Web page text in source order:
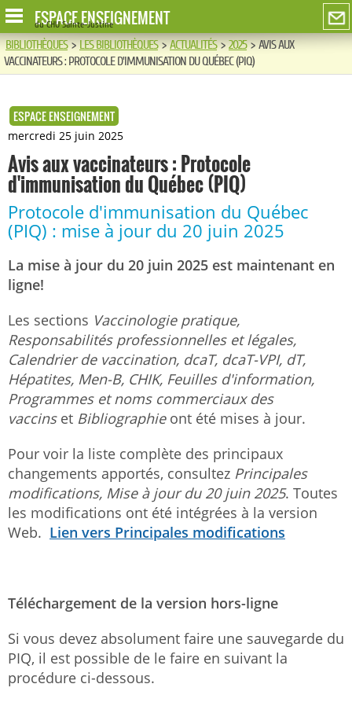
ESPACE ENSEIGNEMENT
du CHU Sainte-Justine
BIBLIOTHÈQUES>LES BIBLIOTHÈQUES>ACTUALITÉS>2025>AVIS AUX
VACCINATEURS : PROTOCOLE D'IMMUNISATION DU QUÉBEC (PIQ)
ESPACE ENSEIGNEMENT
mercredi 25 juin 2025
Avis aux vaccinateurs : Protocole
d'immunisation du Québec (PIQ)
Protocole d'immunisation du Québec
(PIQ) : mise à jour du 20 juin 2025
La mise à jour du 20 juin 2025 est maintenant en
ligne!
Les sections Vaccinologie pratique,
Responsabilités professionnelles et légales,
Calendrier de vaccination, dcaT, dcaT-VPI, dT,
Hépatites, Men-B, CHIK, Feuilles d'information,
Programmes et noms commerciaux des
vaccins et Bibliographie ont été mises à jour.
Pour voir la liste complète des principaux
changements apportés, consultez Principales
modifications, Mise à jour du 20 juin 2025. Toutes
les modifications ont été intégrées à la version
Web. Lien vers Principales modifications
Téléchargement de la version hors-ligne
Si vous devez absolument faire une sauvegarde du
PIQ, il est possible de le faire en suivant la
procédure ci-dessous.